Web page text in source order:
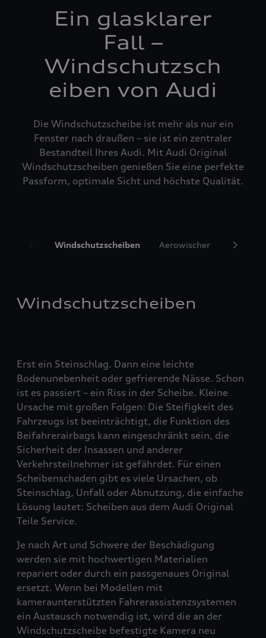
Ein glasklarer
Fall –
Windschutzsch
eiben von Audi
Die Windschutzscheibe ist mehr als nur ein
Fenster nach draußen – sie ist ein zentraler
Bestandteil Ihres Audi. Mit Audi Original
Windschutzscheiben genießen Sie eine perfekte
Passform, optimale Sicht und höchste Qualität.
Windschutzscheiben Aerowischer
Windschutzscheiben
Erst ein Steinschlag. Dann eine leichte
Bodenunebenheit oder gefrierende Nässe. Schon
ist es passiert – ein Riss in der Scheibe. Kleine
Ursache mit großen Folgen: Die Steifigkeit des
Fahrzeugs ist beeinträchtigt, die Funktion des
Beifahrerairbags kann eingeschränkt sein, die
Sicherheit der Insassen und anderer
Verkehrsteilnehmer ist gefährdet. Für einen
Scheibenschaden gibt es viele Ursachen, ob
Steinschlag, Unfall oder Abnutzung, die einfache
Lösung lautet: Scheiben aus dem Audi Original
Teile Service.
Je nach Art und Schwere der Beschädigung
werden sie mit hochwertigen Materialien
repariert oder durch ein passgenaues Original
ersetzt. Wenn bei Modellen mit
kameraunterstützten Fahrerassistenzsystemen
ein Austausch notwendig ist, wird die an der
Windschutzscheibe befestigte Kamera neu